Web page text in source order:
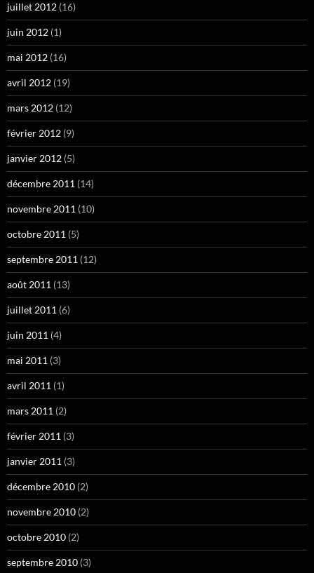
juillet 2012 (16)
juin 2012 (1)
mai 2012 (16)
avril 2012 (19)
mars 2012 (12)
février 2012 (9)
janvier 2012 (5)
décembre 2011 (14)
novembre 2011 (10)
octobre 2011 (5)
septembre 2011 (12)
août 2011 (13)
juillet 2011 (6)
juin 2011 (4)
mai 2011 (3)
avril 2011 (1)
mars 2011 (2)
février 2011 (3)
janvier 2011 (3)
décembre 2010 (2)
novembre 2010 (2)
octobre 2010 (2)
septembre 2010 (3)